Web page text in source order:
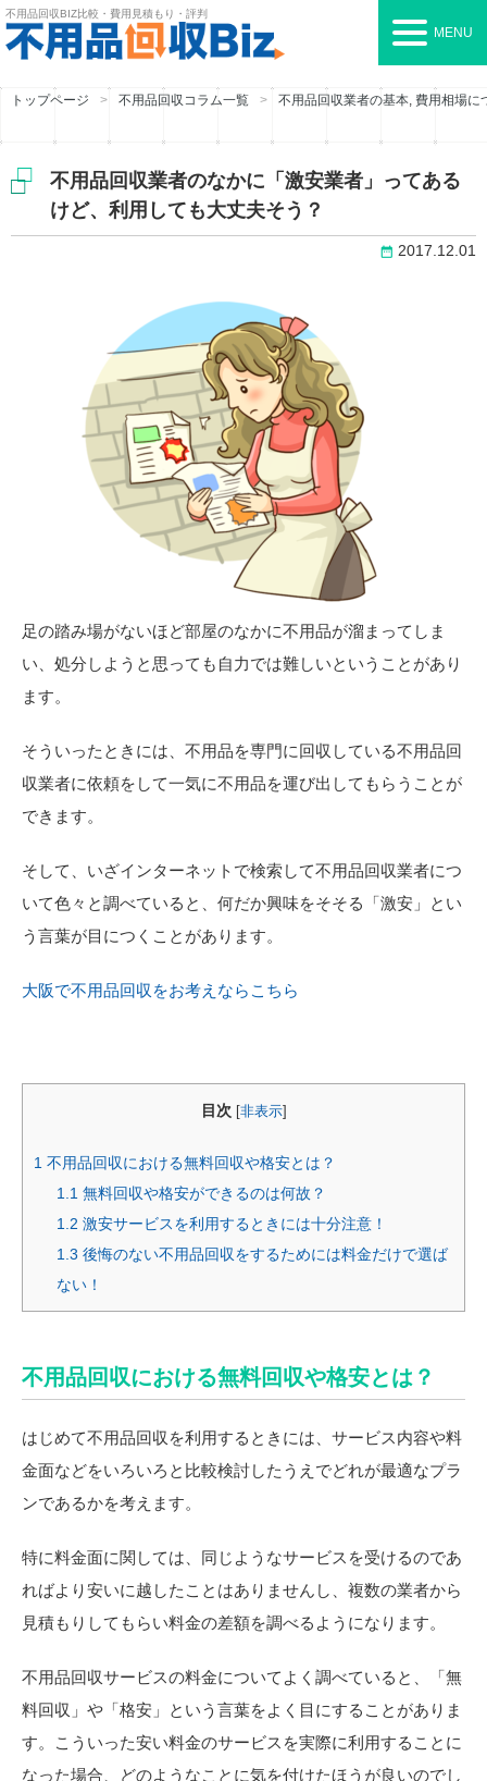
不用品回収BIZ比較・費用見積もり・評判
MENU
トップページ 不用品回収コラム一覧 不用品回収業者の基本, 費用相場に
不用品回収業者のなかに「激安業者」ってある
けど、利用しても大丈夫そう？
2017.12.01
足の踏み場がないほど部屋のなかに不用品が溜まってしま
い、処分しようと思っても自力では難しいということがあり
ます。
そういったときには、不用品を専門に回収している不用品回
収業者に依頼をして一気に不用品を運び出してもらうことが
できます。
そして、いざインターネットで検索して不用品回収業者につ
いて色々と調べていると、何だか興味をそそる「激安」とい
う言葉が目につくことがあります。
大阪で不用品回収をお考えならこちら
目次 [非表示]
1 不用品回収における無料回収や格安とは？
1.1 無料回収や格安ができるのは何故？
1.2 激安サービスを利用するときには十分注意！
1.3 後悔のない不用品回収をするためには料金だけで選ば
ない！
不用品回収における無料回収や格安とは？
はじめて不用品回収を利用するときには、サービス内容や料
金面などをいろいろと比較検討したうえでどれが最適なプラ
ンであるかを考えます。
特に料金面に関しては、同じようなサービスを受けるのであ
ればより安いに越したことはありませんし、複数の業者から
見積もりしてもらい料金の差額を調べるようになります。
不用品回収サービスの料金についてよく調べていると、「無
料回収」や「格安」という言葉をよく目にすることがありま
す。こういった安い料金のサービスを実際に利用することに
なった場合、どのようなことに気を付けたほうが良いのでし